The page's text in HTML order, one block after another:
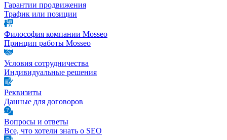
Гарантии продвижения
Трафик или позиции
Философия компании Mosseo
Принцип работы Mosseo
Условия сотрудничества
Индивидуальные решения
Реквизиты
Данные для договоров
Вопросы и ответы
Все, что хотели знать о SEO